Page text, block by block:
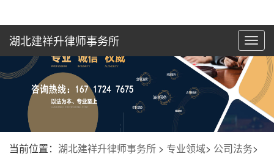
切
换
湖北建祥升律师事务所
当前位置： 湖北建祥升律师事务所 > 专业领域> 公司法务>